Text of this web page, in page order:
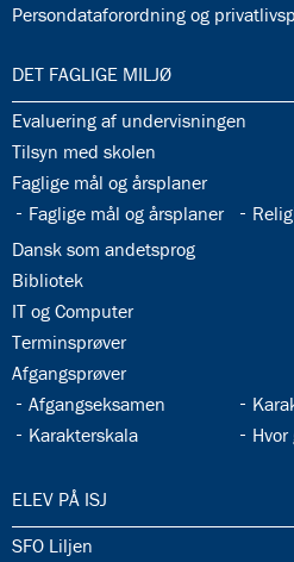
32.37:
Persondataforordning og
33.0:
DET FAGLIGE MILJØ
33.1:
Evaluering af undervisningen
33.2:
Tilsyn med skolen
33.3:
Faglige mål og årsplaner
33.4:
Faglige mål og årsplaner 33.5:
33.6:
Dansk som andetsprog
33.7:
Bibliotek
33.8:
IT og Computer
33.9:
Terminsprøver
33.10:
Afgangsprøver
33.11:
Afgangseksamen
33.13:
Karakterskala
34.0:
ELEV PÅ ISJ
34.1:
SFO Liljen